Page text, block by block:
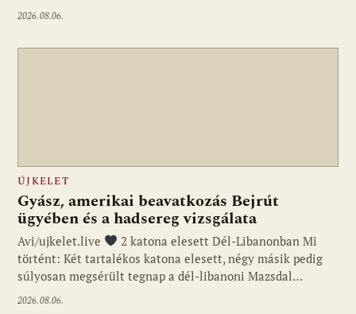
2026.08.06.
ÚJKELET
Gyász, amerikai beavatkozás Bejrút
ügyében és a hadsereg vizsgálata
Avi/ujkelet.live
2 katona elesett Dél-Libanonban Mi
történt: Két tartalékos katona elesett, négy másik pedig
súlyosan megsérült tegnap a dél-libanoni Mazsdal…
2026.08.06.